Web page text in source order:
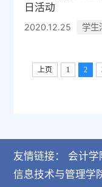
日活动
2020.12.25 学生
上页 1 2
友情链接： 会计学
信息技术与管理学